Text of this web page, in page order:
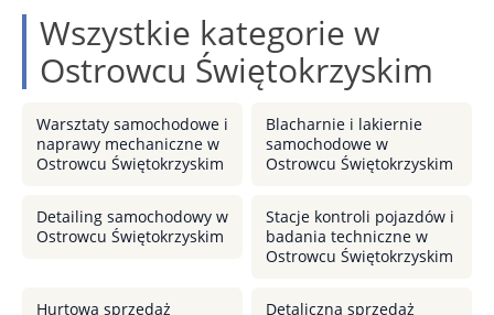
Wszystkie kategorie w
Ostrowcu Świętokrzyskim
Warsztaty samochodowe i
naprawy mechaniczne w
Ostrowcu Świętokrzyskim
Blacharnie i lakiernie
samochodowe w
Ostrowcu Świętokrzyskim
Detailing samochodowy w
Ostrowcu Świętokrzyskim
Stacje kontroli pojazdów i
badania techniczne w
Ostrowcu Świętokrzyskim
Hurtowa sprzedaż
Detaliczna sprzedaż